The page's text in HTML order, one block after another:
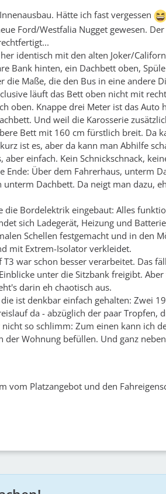
Hätte ich fast vergessen
Ford/Westfalia Nugget gewesen.
identisch mit den alten Joker/
Bank hinten, ein Dachbett oben,
die Maße, die den Bus in eine andere
läuft das Bett oben nicht mit
oben. Knappe drei Meter ist das Auto
Und weil die Karosserie
Bett mit 160 cm fürstlich breit. Da
ist es, aber da kann man Abhilfe
einfach. Kein Schnickschnack,
Ende: Über dem Fahrerhaus, unterm
Dachbett. Da neigt man dazu,
die Bordelektrik eingebaut: Alles
sich Ladegerät, Heizung und
Schellen festgemacht und in den
mit Extrem-Isolator verkleidet.
T3 war schon besser verarbeitet. Das
unter die Sitzbank freigibt. Aber
darin eh chaotisch aus.
ist denkbar einfach gehalten: Zwei
da - abzüglich der paar Tropfen,
so schlimm: Zum einen kann ich
der Wohnung befüllen. Und ganz
vom Platzangebot und den